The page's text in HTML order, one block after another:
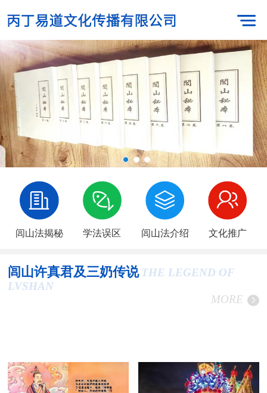
闾山法揭秘 学法误区 闾山法介绍 文化推广
闾山许真君及三奶传说 THE LEGEND OF
LVSHAN
MORE